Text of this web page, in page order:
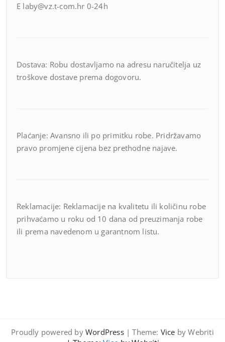
E laby@vz.t-com.hr 0-24h
Dostava: Robu dostavljamo na adresu naručitelja uz
troškove dostave prema dogovoru.
Plaćanje: Avansno ili po primitku robe. Pridržavamo
pravo promjene cijena bez prethodne najave.
Reklamacije: Reklamacije na kvalitetu ili količinu robe
prihvaćamo u roku od 10 dana od preuzimanja robe
ili prema navedenom u garantnom listu.
Proudly powered by WordPress| Theme: Vice by Webriti